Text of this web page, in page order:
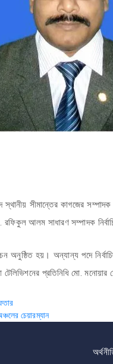
পদে স্থানীয় সীমান্তের কাগজের
রফিকুল আলম সাধারণ সম্পাদক
অনুষ্ঠিত হয়। অন্যান্য পদে
প্রতিনিধি মো.
চেয়ারম্যান